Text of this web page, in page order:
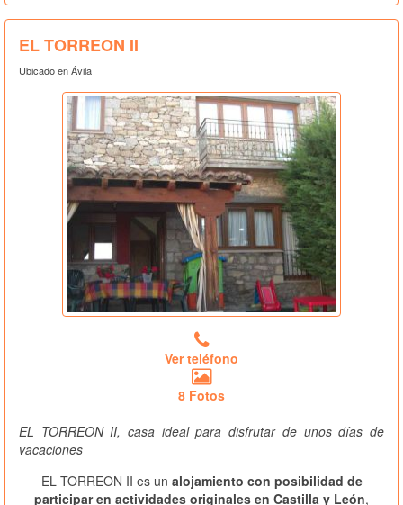
EL TORREON II
Ubicado en Ávila
Ver teléfono
8 Fotos
EL TORREON II, casa ideal para disfrutar de unos días de
vacaciones
EL TORREON II es un alojamiento con posibilidad de
participar en actividades originales en Castilla y León,